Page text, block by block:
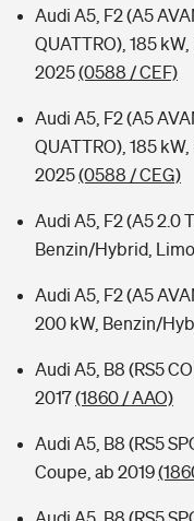
Audi A5, F2 (A5
QUATTRO), 185
2025(0588 / CEF)
Audi A5, F2 (A5
QUATTRO), 185
2025(0588 / CEG)
Audi A5, F2 (A5 2.0
Benzin/Hybrid,
Audi A5, F2 (A5
200 kW, Benzin/
Audi A5, B8 (RS5
2017(1860 / AAO)
Audi A5, B8 (RS5
Coupe, ab 2019